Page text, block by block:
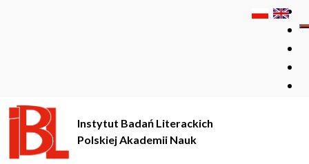
Instytut Badań Literackich
Polskiej Akademii Nauk